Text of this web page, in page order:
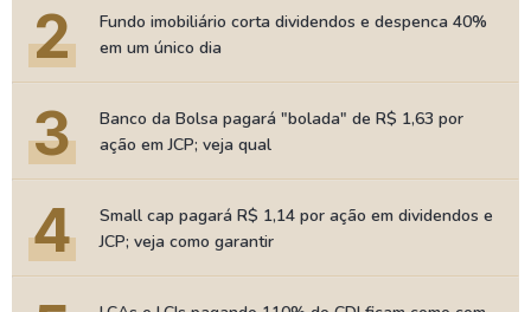
2
Fundo imobiliário corta dividendos e despenca 40%
em um único dia
3
Banco da Bolsa pagará "bolada" de R$ 1,63 por
ação em JCP; veja qual
4
Small cap pagará R$ 1,14 por ação em dividendos e
JCP; veja como garantir